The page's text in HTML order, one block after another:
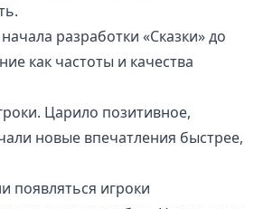
разработки «Сказки» до
как частоты и качества
Царило позитивное,
новые впечатления быстрее,
появляться игроки